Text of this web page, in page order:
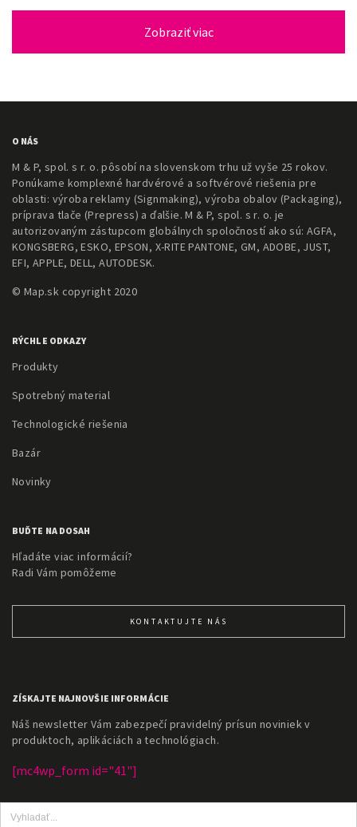
Zobraziť viac
O NÁS
M & P, spol. s r. o. pôsobí na slovenskom trhu už vyše 25 rokov.
Ponúkame komplexné hardvérové a softvérové riešenia pre
oblasti: výroba reklamy (Signmaking), výroba obalov (Packaging),
príprava tlače (Prepress) a ďalšie. M & P, spol. s r. o. je
autorizovaným zástupcom globálnych spoločností ako sú: AGFA,
KONGSBERG, ESKO, EPSON, X-RITE PANTONE, GM, ADOBE, JUST,
EFI, APPLE, DELL, AUTODESK.
© Map.sk copyright 2020
RÝCHLE ODKAZY
Produkty
Spotrebný material
Technologické riešenia
Bazár
Novinky
BUĎTE NA DOSAH
Hľadáte viac informácií?
Radi Vám pomôžeme
KONTAKTUJTE NÁS
ZÍSKAJTE NAJNOVŠIE INFORMÁCIE
Náš newsletter Vám zabezpečí pravidelný prísun noviniek v
produktoch, aplikáciách a technológiach.
[mc4wp_form id="41"]
Search
for: